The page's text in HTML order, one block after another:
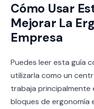
Cómo Usar
Mejorar La
Empresa
Puedes leer esta guía
utilizarla como un
trabaja principalmente
bloques de ergonomía